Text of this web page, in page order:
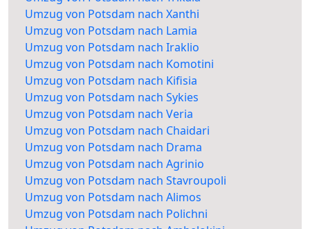
Umzug von Potsdam nach Xanthi
Umzug von Potsdam nach Lamia
Umzug von Potsdam nach Iraklio
Umzug von Potsdam nach Komotini
Umzug von Potsdam nach Kifisia
Umzug von Potsdam nach Sykies
Umzug von Potsdam nach Veria
Umzug von Potsdam nach Chaidari
Umzug von Potsdam nach Drama
Umzug von Potsdam nach Agrinio
Umzug von Potsdam nach Stavroupoli
Umzug von Potsdam nach Alimos
Umzug von Potsdam nach Polichni